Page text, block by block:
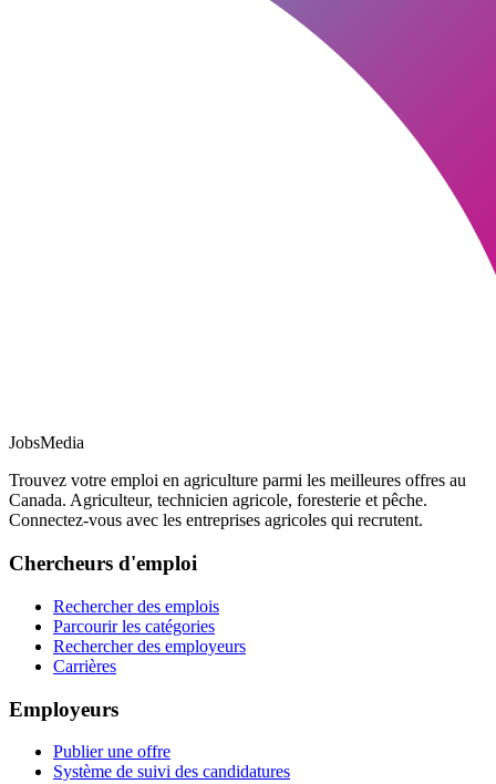
JobsMedia
Trouvez votre emploi en agriculture parmi les meilleures offres au
Canada. Agriculteur, technicien agricole, foresterie et pêche.
Connectez-vous avec les entreprises agricoles qui recrutent.
Chercheurs d'emploi
Rechercher des emplois
Parcourir les catégories
Rechercher des employeurs
Carrières
Employeurs
Publier une offre
Système de suivi des candidatures